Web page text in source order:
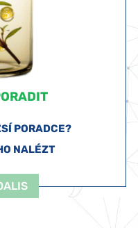
PORADCE?
NALÉZT